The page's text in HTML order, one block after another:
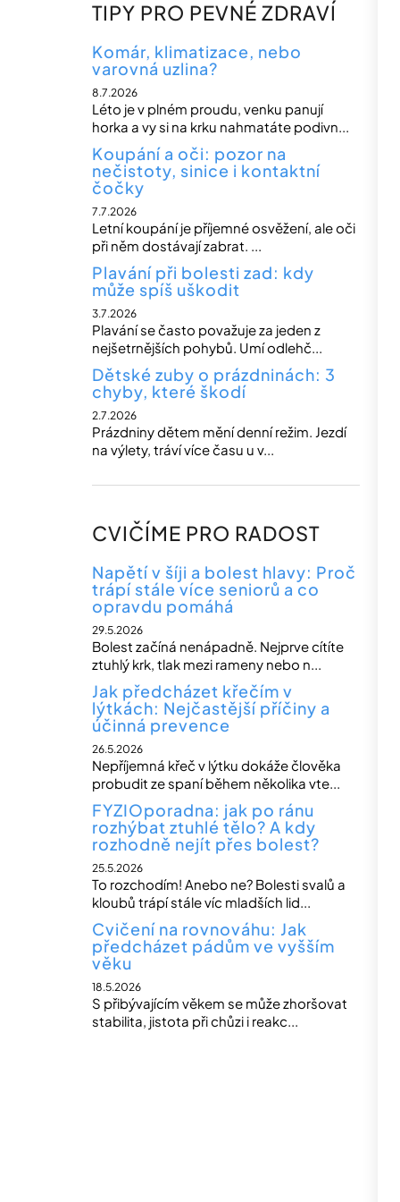
TIPY PRO PEVNÉ ZDRAVÍ
Komár, klimatizace, nebo
varovná uzlina?
8.7.2026
Léto je v plném proudu, venku panují
horka a vy si na krku nahmatáte podivn...
Koupání a oči: pozor na
nečistoty, sinice i kontaktní
čočky
7.7.2026
Letní koupání je příjemné osvěžení, ale oči
při něm dostávají zabrat. ...
Plavání při bolesti zad: kdy
může spíš uškodit
3.7.2026
Plavání se často považuje za jeden z
nejšetrnějších pohybů. Umí odlehč...
Dětské zuby o prázdninách: 3
chyby, které škodí
2.7.2026
Prázdniny dětem mění denní režim. Jezdí
na výlety, tráví více času u v...
CVIČÍME PRO RADOST
Napětí v šíji a bolest hlavy: Proč
trápí stále více seniorů a co
opravdu pomáhá
29.5.2026
Bolest začíná nenápadně. Nejprve cítíte
ztuhlý krk, tlak mezi rameny nebo n...
Jak předcházet křečím v
lýtkách: Nejčastější příčiny a
účinná prevence
26.5.2026
Nepříjemná křeč v lýtku dokáže člověka
probudit ze spaní během několika vte...
FYZIOporadna: jak po ránu
rozhýbat ztuhlé tělo? A kdy
rozhodně nejít přes bolest?
25.5.2026
To rozchodím! Anebo ne? Bolesti svalů a
kloubů trápí stále víc mladších lid...
Cvičení na rovnováhu: Jak
předcházet pádům ve vyšším
věku
18.5.2026
S přibývajícím věkem se může zhoršovat
stabilita, jistota při chůzi i reakc...